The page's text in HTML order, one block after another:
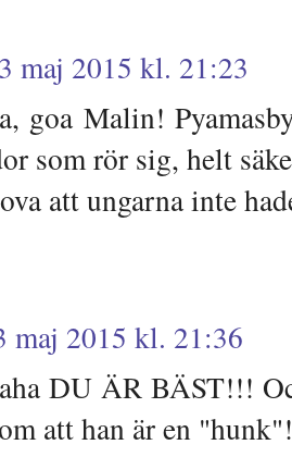
maj 2015 kl. 21:23
goa Malin!
som rör sig, helt
att ungarna inte
maj 2015 kl. 21:36
DU ÄR BÄST!!!
att han är en